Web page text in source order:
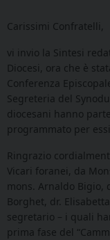
Carissimi Confratelli,
vi invio la Sintesi
Diocesi, ora che è
Conferenza
Segreteria del
diocesani hanno
programmato per essi.
Ringrazio
Vicari foranei, da
mons. Arnaldo Bigio,
Borghet, dr.
segretario – i quali
prima fase del